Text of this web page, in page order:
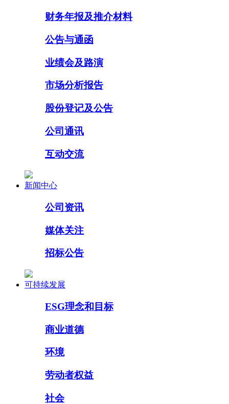
财务年报及推介材料
公告与通函
业绩会及路演
市场分析报告
股份登记及公告
公司通讯
互动交流
新闻中心
公司资讯
媒体关注
招标公告
可持续发展
ESG理念和目标
商业道德
环境
劳动者权益
社会